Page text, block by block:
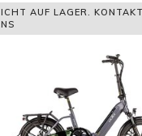
AUF LAGER.